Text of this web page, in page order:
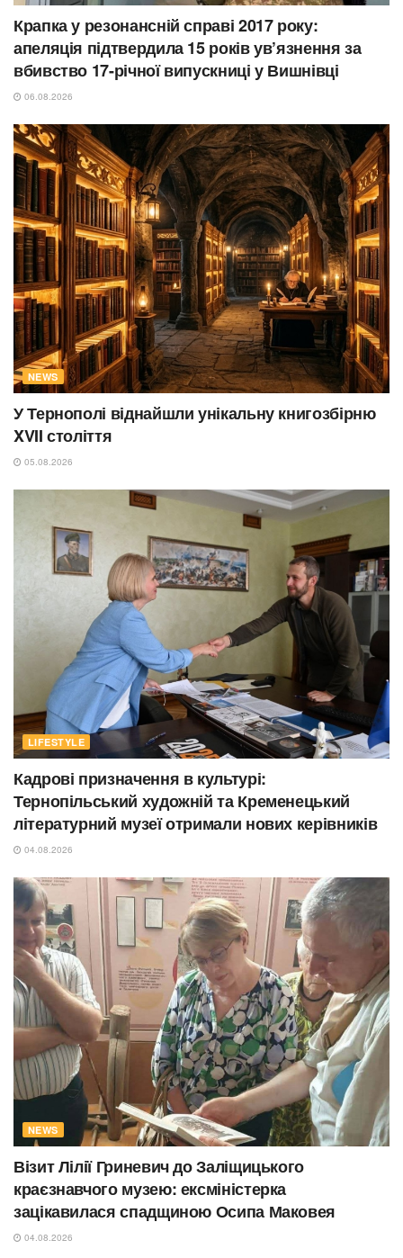
Крапка у резонансній справі 2017 року:
апеляція підтвердила 15 років ув’язнення за
вбивство 17-річної випускниці у Вишнівці
06.08.2026
NEWS
У Тернополі віднайшли унікальну книгозбірню
XVII століття
05.08.2026
LIFESTYLE
Кадрові призначення в культурі:
Тернопільський художній та Кременецький
літературний музеї отримали нових керівників
04.08.2026
NEWS
Візит Лілії Гриневич до Заліщицького
краєзнавчого музею: ексміністерка
зацікавилася спадщиною Осипа Маковея
04.08.2026